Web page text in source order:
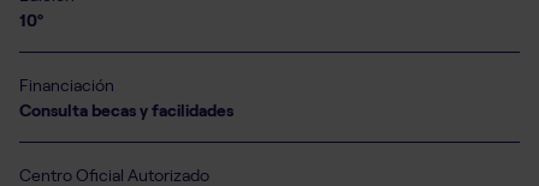
10º
Financiación
Consulta becas y facilidades
Centro Oficial Autorizado